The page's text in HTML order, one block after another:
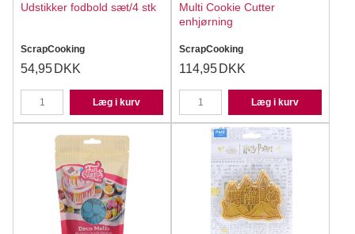
Udstikker fodbold sæt/4 stk
ScrapCooking
54,95 DKK
Læg i kurv
Multi Cookie Cutter
enhjørning
ScrapCooking
114,95 DKK
Læg i kurv